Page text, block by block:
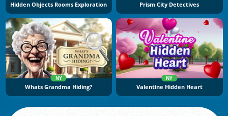
Hidden Objects Rooms Exploration Prism City Detectives
NY
Whats Grandma Hiding?
NY
Valentine Hidden Heart